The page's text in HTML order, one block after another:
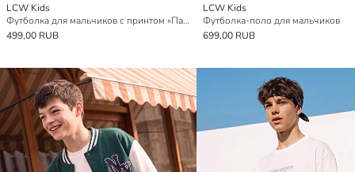
LCW Kids
Футболка для мальчиков с принтом «Париж» и круглым вырезом
499,00 RUB
LCW Kids
Футболка-поло для мальчиков
699,00 RUB